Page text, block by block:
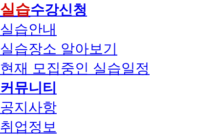
실습수강신청
실습안내
실습장소 알아보기
현재 모집중인 실습일정
커뮤니티
공지사항
취업정보